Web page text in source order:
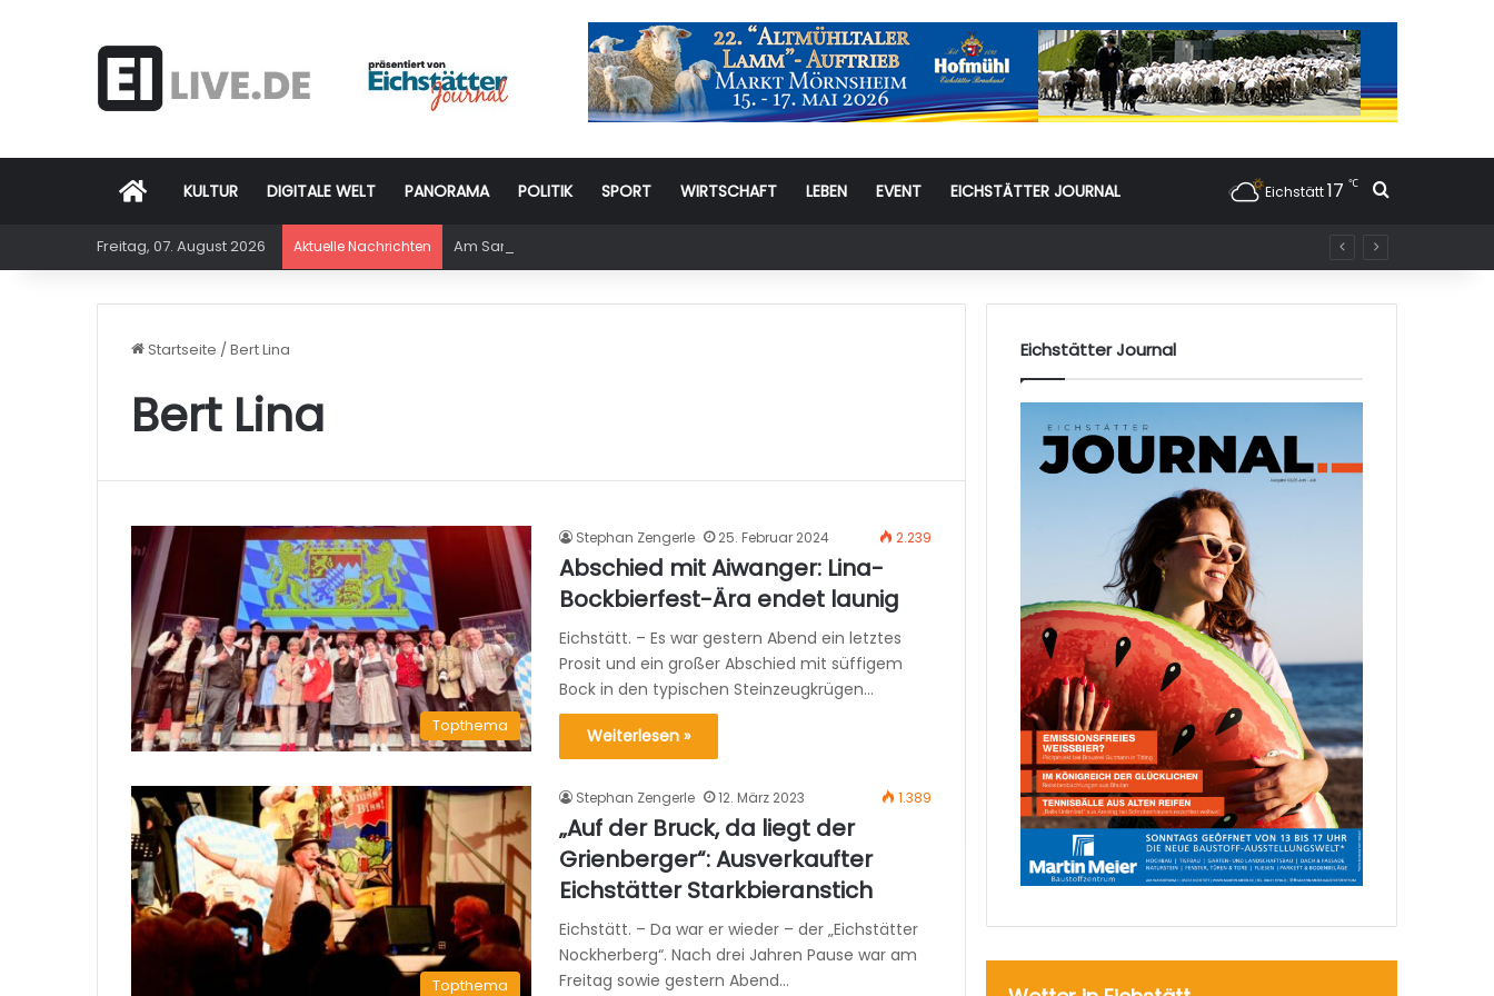
Startseite
KULTUR DIGITALE WELT PANORAMA POLITIK SPORT WIRTSCHAFT LEBEN EVENT EICHSTÄTTER JOURNAL Eichstätt17 ℃ Suchen
Freitag, 07. August 2026 Aktuelle Nachrichten Am Samstag: 6. Eichstätter Kinder- und Jugendtag – für ganze Familie
Startseite /Bert Lina
Bert Lina
Topthema
Stephan Zengerle 25. Februar 2024 2.239
Abschied mit Aiwanger: Lina-
Bockbierfest-Ära endet launig
Eichstätt. – Es war gestern Abend ein letztes
Prosit und ein großer Abschied mit süffigem
Bock in den typischen Steinzeugkrügen…
Weiterlesen »
Topthema
Stephan Zengerle 12. März 2023 1.389
„Auf der Bruck, da liegt der
Grienberger“: Ausverkaufter
Eichstätter Starkbieranstich
Eichstätt. – Da war er wieder – der „Eichstätter
Nockherberg“. Nach drei Jahren Pause war am
Freitag sowie gestern Abend…
Eichstätter Journal